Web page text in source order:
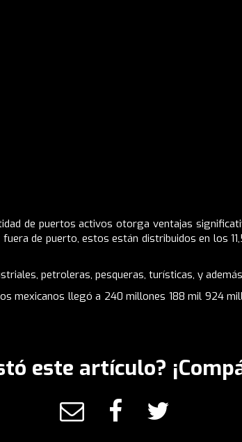
de puertos activos otorga ventajas
de puerto, estos están distribuidos en los
petroleras, pesqueras, turísticas, y
mexicanos llegó a 240 millones 188 mil 924
este artículo?